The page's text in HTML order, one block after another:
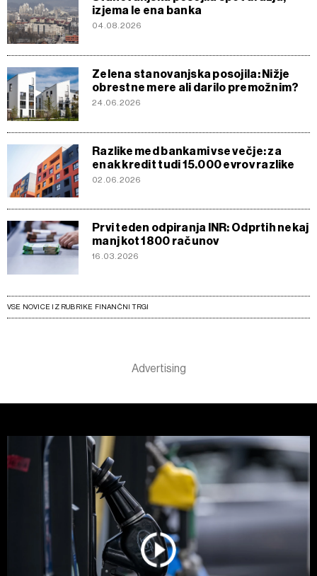
izjema le ena banka
04.08.2026
Zelena stanovanjska posojila: Nižje
obrestne mere ali darilo premožnim?
24.06.2026
Razlike med bankami vse večje: za
enak kredit tudi 15.000 evrov razlike
02.06.2026
Prvi teden odpiranja INR: Odprtih nekaj
manj kot 1800 računov
16.03.2026
VSE NOVICE IZ RUBRIKE FINANČNI TRGI